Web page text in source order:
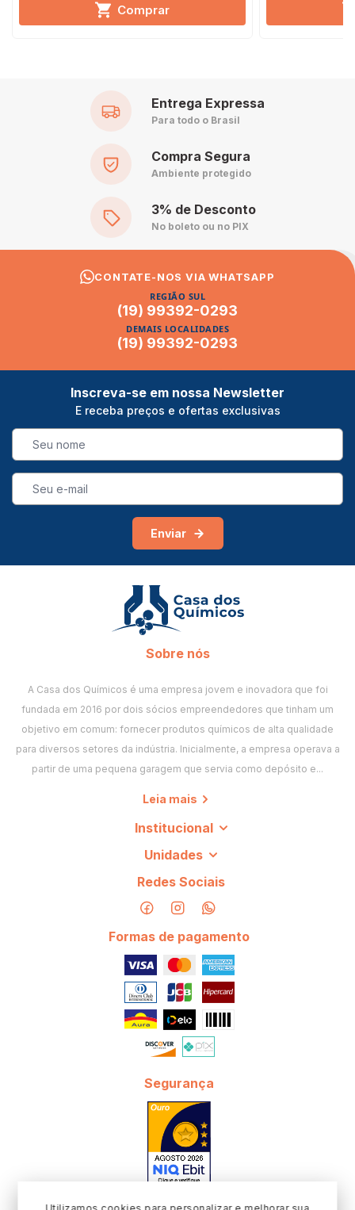
Comprar
CONTATE-NOS VIA WHATSAPP
REGIÃO SUL
(19) 99392-0293
DEMAIS LOCALIDADES
(19) 99392-0293
Entrega Expressa
Para todo o Brasil
Compra Segura
Ambiente protegido
3% de Desconto
No boleto ou no PIX
Inscreva-se em nossa Newsletter
E receba preços e ofertas exclusivas
Enviar
Sobre nós
A Casa dos Químicos é uma empresa jovem e inovadora que foi
fundada em 2016 por dois sócios empreendedores que tinham um
objetivo em comum: fornecer produtos químicos de alta qualidade
para diversos setores da indústria. Inicialmente, a empresa operava a
partir de uma pequena garagem que servia como depósito e...
Leia mais
Institucional
Unidades
Redes Sociais
Formas de pagamento
Segurança